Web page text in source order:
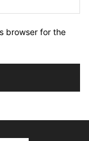
browser for the